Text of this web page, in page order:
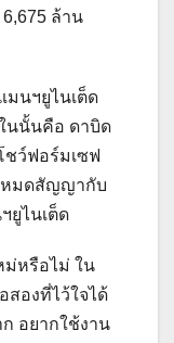
ล้าน
มนฯยูไนเต็ด
นนั้นคือ ดาบิด
ชว์ฟอร์มเซฟ
หมดสัญญากับ
ยูไนเต็ด
ม่หรือไม่ ใน
สองที่ไว้ใจได้
ก อยากใช้งาน